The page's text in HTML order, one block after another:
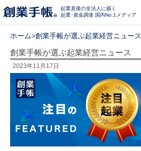
起業直後の全法人に届く
起業･資金調達 国内No.1メディア
ホーム>創業手帳が選ぶ起業経営ニュース
創業手帳が選ぶ起業経営ニュース
2023年11月17日